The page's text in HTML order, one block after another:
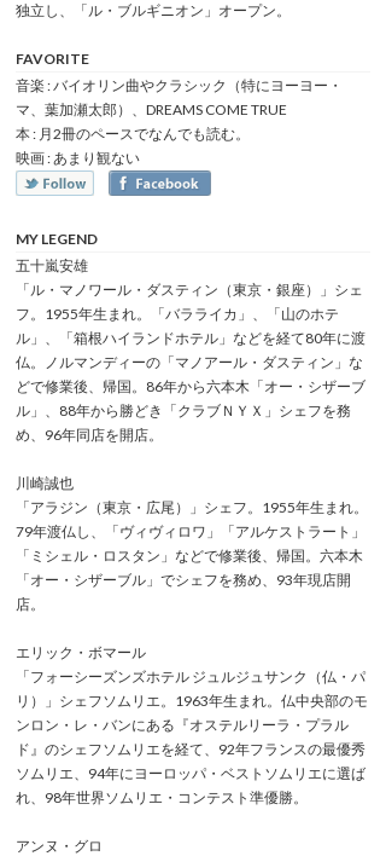
独立し、「ル・ブルギニオン」オープン。
FAVORITE
音楽 : バイオリン曲やクラシック（特にヨーヨー・
マ、葉加瀬太郎）、DREAMS COME TRUE
本 : 月2冊のペースでなんでも読む。
映画 : あまり観ない
MY LEGEND
五十嵐安雄
「ル・マノワール・ダスティン（東京・銀座）」シェ
フ。1955年生まれ。「バラライカ」、「山のホテ
ル」、「箱根ハイランドホテル」などを経て80年に渡
仏。ノルマンディーの「マノアール・ダスティン」な
どで修業後、帰国。86年から六本木「オー・シザーブ
ル」、88年から勝どき「クラブＮＹＸ」シェフを務
め、96年同店を開店。
川崎誠也
「アラジン（東京・広尾）」シェフ。1955年生まれ。
79年渡仏し、「ヴィヴィロワ」「アルケストラート」
「ミシェル・ロスタン」などで修業後、帰国。六本木
「オー・シザーブル」でシェフを務め、93年現店開
店。
エリック・ボマール
「フォーシーズンズホテル ジュルジュサンク（仏・パ
リ）」シェフソムリエ。1963年生まれ。仏中央部のモ
ンロン・レ・バンにある『オステルリーラ・プラル
ド』のシェフソムリエを経て、92年フランスの最優秀
ソムリエ、94年にヨーロッパ・ベストソムリエに選ば
れ、98年世界ソムリエ・コンテスト準優勝。
アンヌ・グロ